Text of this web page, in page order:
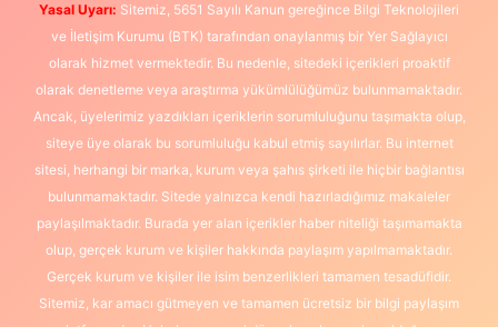
Yasal Uyarı: Sitemiz, 5651 Sayılı Kanun gereğince Bilgi Teknolojileri
ve İletişim Kurumu (BTK) tarafından onaylanmış bir Yer Sağlayıcı
olarak hizmet vermektedir. Bu nedenle, sitedeki içerikleri proaktif
olarak denetleme veya araştırma yükümlülüğümüz bulunmamaktadır.
Ancak, üyelerimiz yazdıkları içeriklerin sorumluluğunu taşımakta olup,
siteye üye olarak bu sorumluluğu kabul etmiş sayılırlar. Bu internet
sitesi, herhangi bir marka, kurum veya şahıs şirketi ile hiçbir bağlantısı
bulunmamaktadır. Sitede yalnızca kendi hazırladığımız makaleler
paylaşılmaktadır. Burada yer alan içerikler haber niteliği taşımamakta
olup, gerçek kurum ve kişiler hakkında paylaşım yapılmamaktadır.
Gerçek kurum ve kişiler ile isim benzerlikleri tamamen tesadüfidir.
Sitemiz, kar amacı gütmeyen ve tamamen ücretsiz bir bilgi paylaşım